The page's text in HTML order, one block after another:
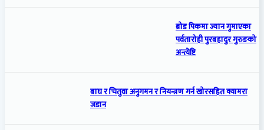
ब्रोड पिकमा ज्यान गुमाएका
पर्वतारोही पुरबहादुर गुरुङको
अन्त्येष्टि
बाघ र चितुवा अनुगमन र नियन्त्रण गर्न खोरसहित क्यामरा
जडान